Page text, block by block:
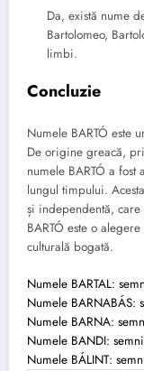
Da, există nume
Bartolomeo,
limbi.
Concluzie
Numele BARTÓ este
De origine greacă,
numele BARTÓ a
lungul timpului.
și independentă, care
BARTÓ este o
culturală bogată.
Numele BARTAL:
Numele BARNABÁS:
Numele BARNA:
Numele BANDI:
Numele BÁLINT: